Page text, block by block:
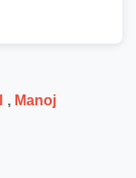
, Manoj